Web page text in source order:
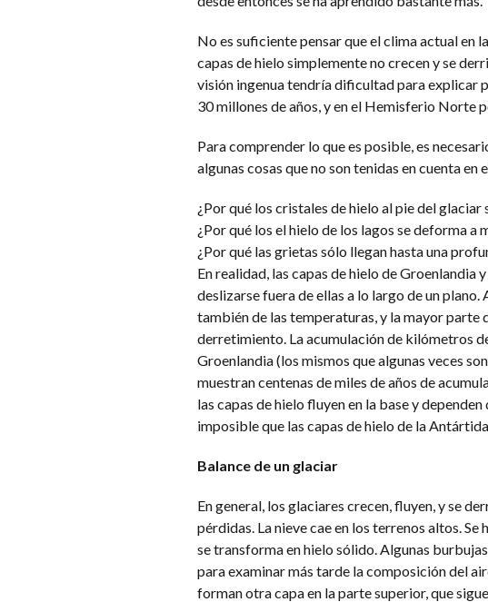
No es suficiente pensar que el clima actual en
capas de hielo simplemente no crecen y se
visión ingenua tendría dificultad para explicar
30 millones de años, y en el Hemisferio Norte
Para comprender lo que es posible, es
algunas cosas que no son tenidas en cuenta en
¿Por qué los cristales de hielo al pie del glaciar
¿Por qué los el hielo de los lagos se deforma a
¿Por qué las grietas sólo llegan hasta una
En realidad, las capas de hielo de Groenlandia
deslizarse fuera de ellas a lo largo de un
también de las temperaturas, y la mayor parte
derretimiento. La acumulación de kilómetros
Groenlandia (los mismos que algunas veces
muestran centenas de miles de años de
las capas de hielo fluyen en la base y
imposible que las capas de hielo de la
Balance de un glaciar
En general, los glaciares crecen, fluyen, y se
pérdidas. La nieve cae en los terrenos altos.
se transforma en hielo sólido. Algunas
para examinar más tarde la composición del
forman otra capa en la parte superior, que